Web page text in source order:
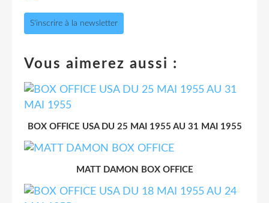
S'inscrire à la newsletter
Vous aimerez aussi :
BOX OFFICE USA DU 25 MAI 1955 AU 31 MAI 1955
MATT DAMON BOX OFFICE